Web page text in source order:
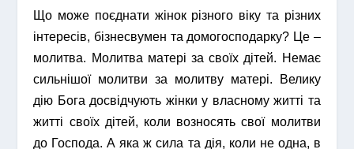
Що може поєднати жінок різного віку та різних
інтересів, бізнесвумен та домогосподарку? Це –
молитва. Молитва матері за своїх дітей. Немає
сильнішої молитви за молитву матері. Велику
дію Бога досвідчують жінки у власному житті та
житті своїх дітей, коли возносять свої молитви
до Господа. А яка ж сила та дія, коли не одна, в